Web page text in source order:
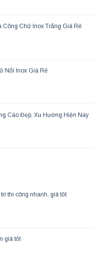
Công Chữ Inox Trắng Giá Rẻ
Nổi Inox Giá Rẻ
Cáo Đẹp, Xu Hướng Hiện Nay
thi công nhanh, giá tốt
giá tốt